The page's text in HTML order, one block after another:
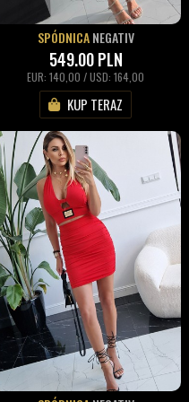
SPÓDNICANEGATIV
549.00PLN
EUR: 140,00 / USD: 164,00
KUP TERAZ